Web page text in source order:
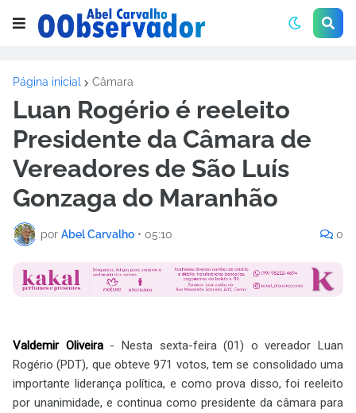
Página inicial Câmara
Luan Rogério é reeleito
Presidente da Câmara de
Vereadores de São Luís
Gonzaga do Maranhão
por Abel Carvalho • 05:10 0
Valdemir Oliveira- Nesta sexta-feira (01) o vereador Luan
Rogério (PDT), que obteve 971 votos, tem se consolidado uma
importante liderança política, e como prova disso, foi reeleito
por unanimidade, e continua como presidente da câmara para